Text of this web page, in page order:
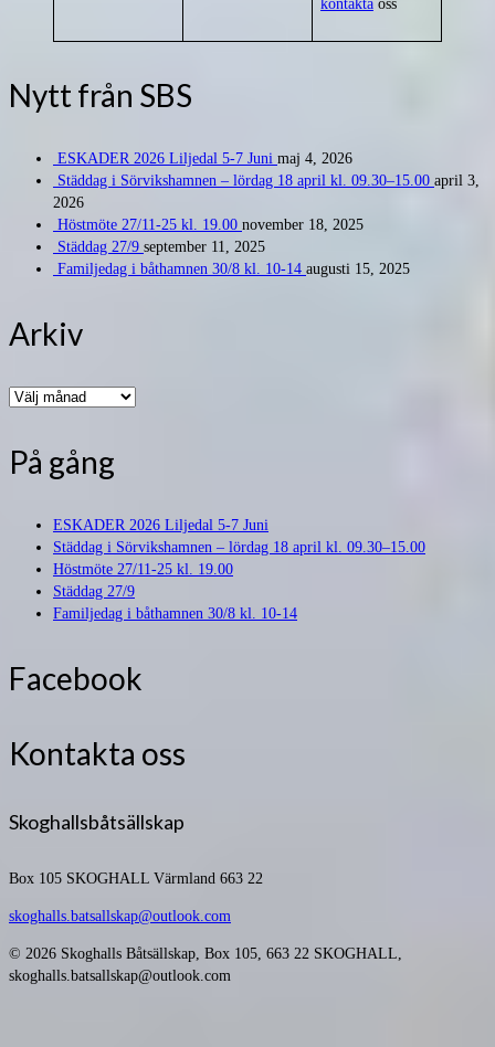
kontakta oss
Nytt från SBS
ESKADER 2026 Liljedal 5-7 Juni maj 4, 2026
Städdag i Sörvikshamnen – lördag 18 april kl. 09.30–15.00 april 3,
2026
Höstmöte 27/11-25 kl. 19.00 november 18, 2025
Städdag 27/9 september 11, 2025
Familjedag i båthamnen 30/8 kl. 10-14 augusti 15, 2025
Arkiv
Arkiv
På gång
ESKADER 2026 Liljedal 5-7 Juni
Städdag i Sörvikshamnen – lördag 18 april kl. 09.30–15.00
Höstmöte 27/11-25 kl. 19.00
Städdag 27/9
Familjedag i båthamnen 30/8 kl. 10-14
Facebook
Kontakta oss
Skoghallsbåtsällskap
Box 105 SKOGHALL Värmland 663 22
skoghalls.batsallskap@outlook.com
© 2026 Skoghalls Båtsällskap, Box 105, 663 22 SKOGHALL,
skoghalls.batsallskap@outlook.com